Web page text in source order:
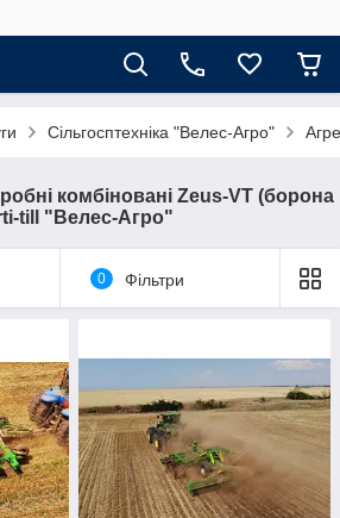
Сільгосптехніка "Велес-Агро"
комбіновані Zeus-VT (борона
till "Велес-Агро"
0 Фільтри